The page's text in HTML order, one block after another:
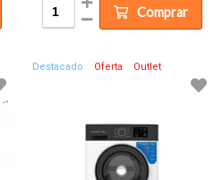
Comprar
Destacado Oferta Outlet